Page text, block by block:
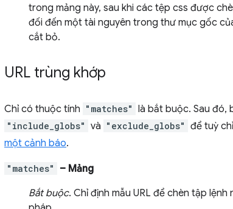
trong mảng này, sau khi các tệp css được
đối đến một tài nguyên trong thư mục gốc
cắt bỏ.
URL trùng khớp
Chỉ có thuộc tính "matches" là bắt buộc. Sau đó,
"include_globs" và "exclude_globs" để tuỳ
một cảnh báo.
"matches"
– Mảng
Bắt buộc. Chỉ định mẫu URL để chèn tập